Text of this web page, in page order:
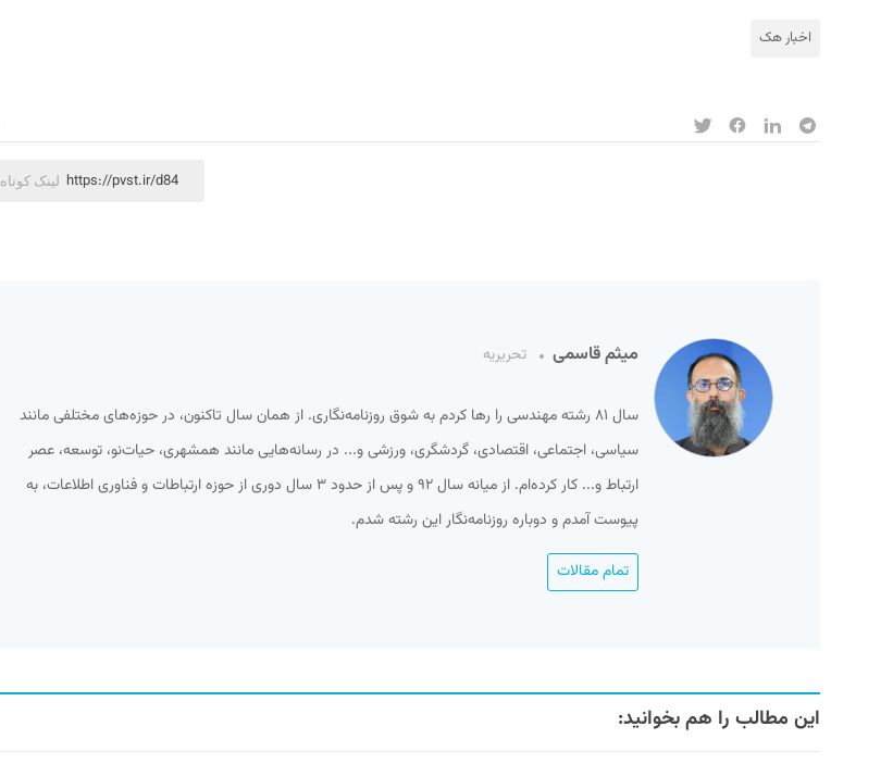
اخبار هک
لینک کوتاه https://pvst.ir/d84
میثم قاسمی تحریریه
سال ۸۱ رشته مهندسی را رها کردم به شوق روزنامه‌نگاری. از همان سال تاکنون، در حوزه‌های مختلفی مانند
سیاسی، اجتماعی، اقتصادی، گردشگری، ورزشی و... در رسانه‌هایی مانند همشهری، حیات‌نو، توسعه، عصر
ارتباط و... کار کرده‌ام. از میانه سال ۹۲ و پس از حدود ۳ سال دوری از حوزه ارتباطات و فناوری اطلاعات، به
پیوست آمدم و دوباره روزنامه‌نگار این رشته شدم.
تمام مقالات
این مطالب را هم بخوانید: